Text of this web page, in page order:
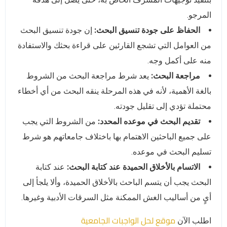
المرجو.
الحفاظ على جودة تنسيق البحث: إن جودة تنسيق البحث
من العوامل التي تشجع القارئين على قراءة بحثك والاستفادة
منه على أكمل وجه.
مراجعة البحث: يعد شرط مراجعة البحث من الشروط
بالغة الأهمية، لأنه في هذه المرحلة ينقه البحث من أي أخطاء
محتملة تؤدي إلى تقليل جودته.
تقديم البحث في موعده المحدد: من الشروط التي يجب
على جميع الباحثين الاهتمام بها باختلاف جامعاتهم هو شرط
تسليم البحث في موعده.
الاتسام بالأخلاق الحميدة عند كتابة البحث: عند كتابة
البحث يجب أن يتسم الباحث بالأخلاق الحميدة، وألا يلجأ إلى
أيٍ من أساليب الغش الممكنة مثل السرقات الأدبية وغيرها.
اطلب الآن موقع لحل الواجبات الجامعية